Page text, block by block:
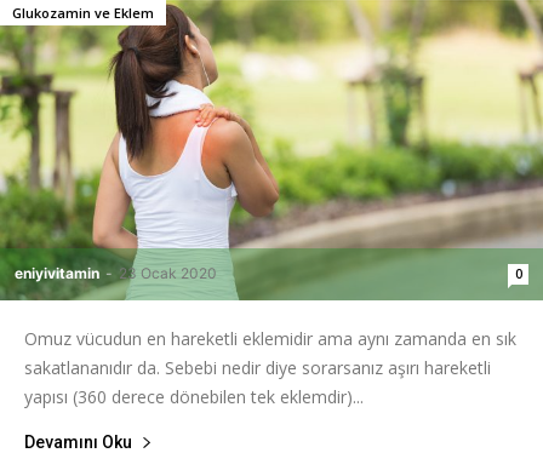
eniyivitamin - 23 Ocak 2020 0
Glukozamin ve Eklem
Omuz vücudun en hareketli eklemidir ama aynı zamanda en sık
sakatlananıdır da. Sebebi nedir diye sorarsanız aşırı hareketli
yapısı (360 derece dönebilen tek eklemdir)...
Devamını Oku